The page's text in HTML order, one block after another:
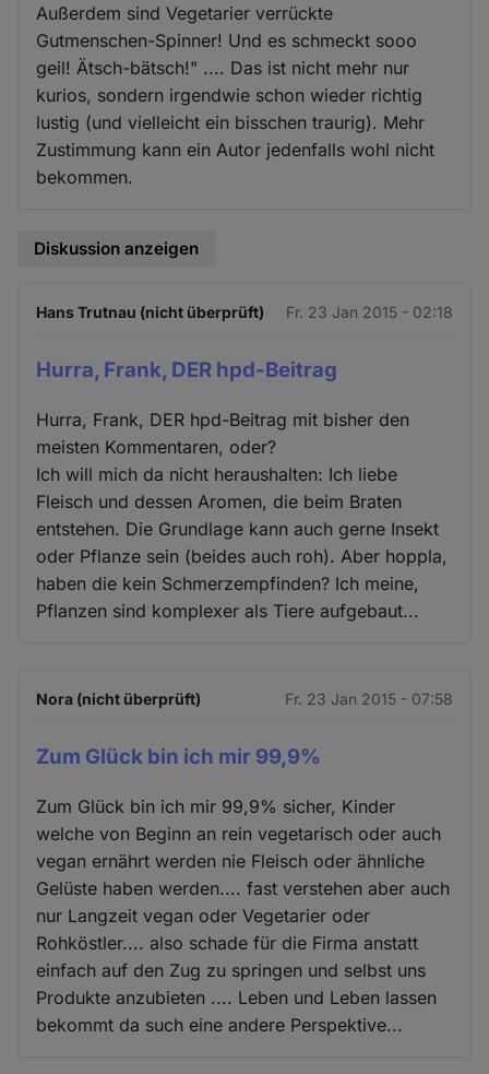
Außerdem sind Vegetarier verrückte
Gutmenschen-Spinner! Und es schmeckt sooo
geil! Ätsch-bätsch!" .... Das ist nicht mehr nur
kurios, sondern irgendwie schon wieder richtig
lustig (und vielleicht ein bisschen traurig). Mehr
Zustimmung kann ein Autor jedenfalls wohl nicht
bekommen.
Diskussion anzeigen
Hans Trutnau (nicht überprüft) Fr. 23 Jan 2015 - 02:18
Hurra, Frank, DER hpd-Beitrag
Hurra, Frank, DER hpd-Beitrag mit bisher den
meisten Kommentaren, oder?
Ich will mich da nicht heraushalten: Ich liebe
Fleisch und dessen Aromen, die beim Braten
entstehen. Die Grundlage kann auch gerne Insekt
oder Pflanze sein (beides auch roh). Aber hoppla,
haben die kein Schmerzempfinden? Ich meine,
Pflanzen sind komplexer als Tiere aufgebaut...
Nora (nicht überprüft) Fr. 23 Jan 2015 - 07:58
Zum Glück bin ich mir 99,9%
Zum Glück bin ich mir 99,9% sicher, Kinder
welche von Beginn an rein vegetarisch oder auch
vegan ernährt werden nie Fleisch oder ähnliche
Gelüste haben werden.... fast verstehen aber auch
nur Langzeit vegan oder Vegetarier oder
Rohköstler.... also schade für die Firma anstatt
einfach auf den Zug zu springen und selbst uns
Produkte anzubieten .... Leben und Leben lassen
bekommt da such eine andere Perspektive...